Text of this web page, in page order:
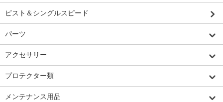
ピスト＆シングルスピード
パーツ
アクセサリー
プロテクター類
メンテナンス用品